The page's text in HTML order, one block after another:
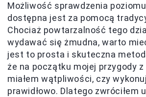
Możliwość sprawdzenia
dostępna jest za pomocą
Chociaż powtarzalność tego
wydawać się żmudna, warto
jest to prosta i skuteczna
że na początku mojej przygody
miałem wątpliwości, czy
prawidłowo. Dlatego zwróciłem